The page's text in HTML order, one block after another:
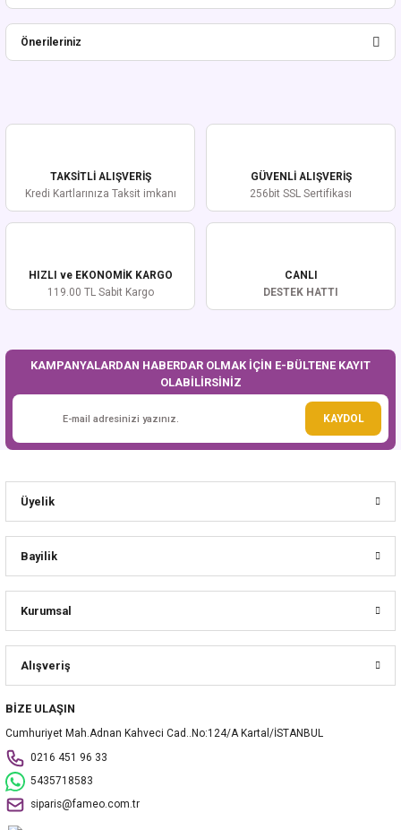
Bu ürüne ilk yorumu siz yapın!
Önerileriniz
Ürün resmi kalitesiz, bozuk veya görüntülenemiyor.
Ürün fiyatı diğer sitelerden daha pahalı.
Bu ürüne benzer farklı alternatifler olmalı.
TAKSİTLİ ALIŞVERİŞ
Kredi Kartlarınıza Taksit imkanı
GÜVENLİ ALIŞVERİŞ
256bit SSL Sertifikası
HIZLI ve EKONOMİK KARGO
119.00 TL Sabit Kargo
CANLI
DESTEK HATTI
KAMPANYALARDAN HABERDAR OLMAK İÇİN E-BÜLTENE KAYIT
OLABİLİRSİNİZ
KAYDOL
Üyelik
Bayilik
Kurumsal
Alışveriş
BİZE ULAŞIN
Cumhuriyet Mah.Adnan Kahveci Cad..No:124/A Kartal/İSTANBUL
0216 451 96 33
5435718583
siparis@fameo.com.tr